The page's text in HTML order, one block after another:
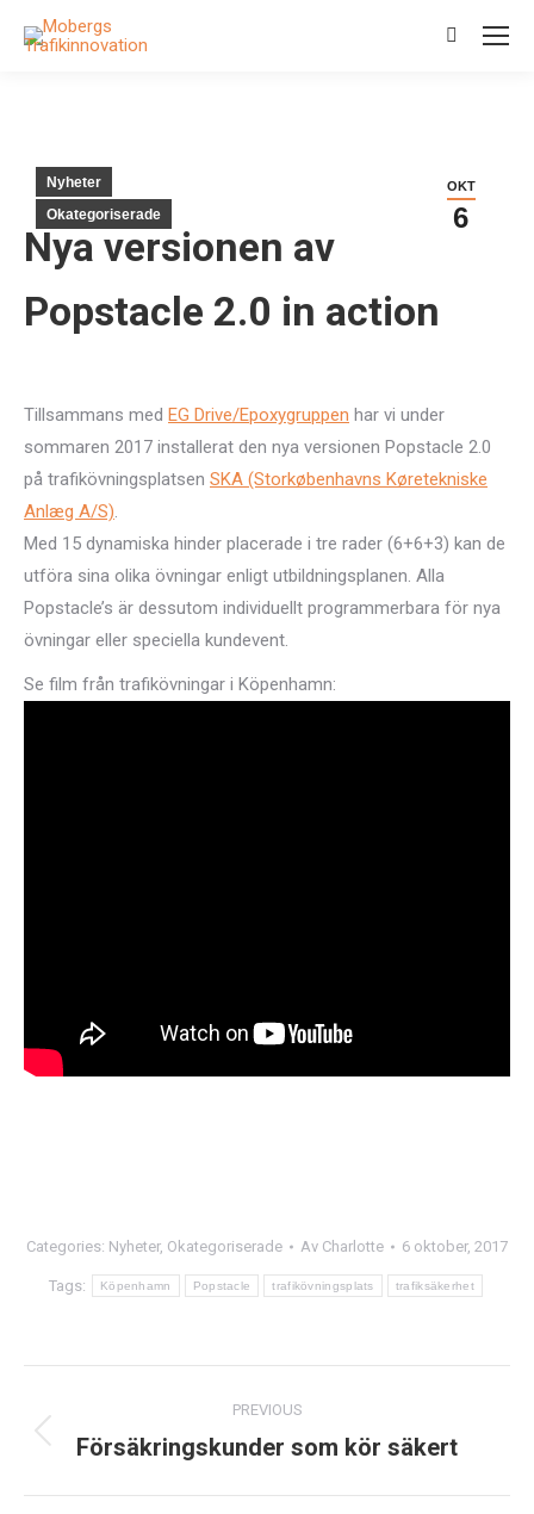
Search:
OKT
6
Nyheter
Okategoriserade
Nya versionen av
Popstacle 2.0 in action
Tillsammans med EG Drive/Epoxygruppen har vi under
sommaren 2017 installerat den nya versionen Popstacle 2.0
på trafikövningsplatsen SKA (Storkøbenhavns Køretekniske
Anlæg A/S).
Med 15 dynamiska hinder placerade i tre rader (6+6+3) kan de
utföra sina olika övningar enligt utbildningsplanen. Alla
Popstacle’s är dessutom individuellt programmerbara för nya
övningar eller speciella kundevent.
Se film från trafikövningar i Köpenhamn:
Categories: Nyheter, Okategoriserade Av Charlotte 6 oktober, 2017
Tags: Köpenhamn Popstacle trafikövningsplats trafiksäkerhet
navigation
PREVIOUS
Previous
Försäkringskunder som kör säkert